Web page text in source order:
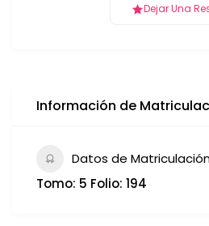
Dejar Una
Información de
Datos de
Tomo: 5 Folio: 194